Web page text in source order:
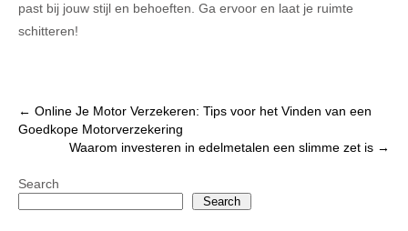
past bij jouw stijl en behoeften. Ga ervoor en laat je ruimte
schitteren!
Post
navigation
← Online Je Motor Verzekeren: Tips voor het Vinden van een
Goedkope Motorverzekering
Waarom investeren in edelmetalen een slimme zet is →
Search
Search